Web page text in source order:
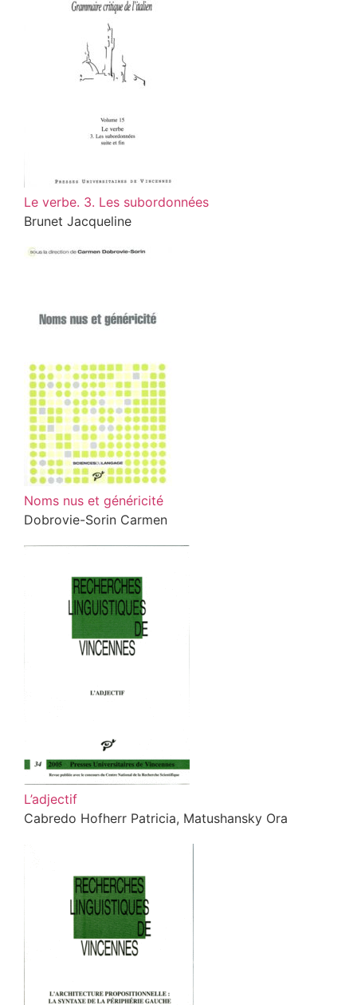
Le verbe. 3. Les subordonnées
Brunet Jacqueline
Noms nus et généricité
Dobrovie-Sorin Carmen
L’adjectif
Cabredo Hofherr Patricia, Matushansky Ora